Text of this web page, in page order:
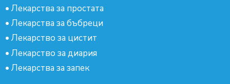
• Лекарства за простата
• Лекарства за бъбреци
• Лекарство за цистит
• Лекарство за диария
• Лекарства за запек